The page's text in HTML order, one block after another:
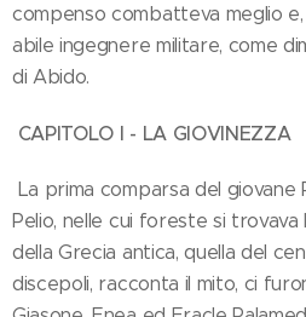
compenso combatteva meglio
abile ingegnere militare, come
di Abido.
CAPITOLO I - LA GIOVINEZZA
La prima comparsa del giovane
Pelio, nelle cui foreste si trovava
della Grecia antica, quella del
discepoli, racconta il mito, ci